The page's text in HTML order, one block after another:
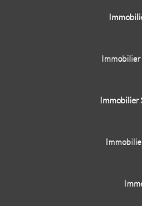
Immobilier
Immobilier